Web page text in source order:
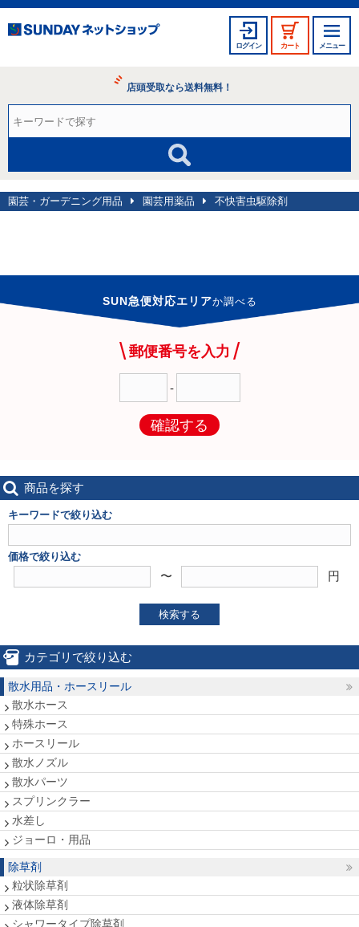
ログイン カート メニュー
店頭受取なら送料無料！
園芸・ガーデニング用品 園芸用薬品 不快害虫駆除剤
SUN急便対応エリアか調べる
郵便番号を入力
-
確認する
商品を探す
キーワードで絞り込む
価格で絞り込む
〜 円
検索する
カテゴリで絞り込む
散水用品・ホースリール
散水ホース
特殊ホース
ホースリール
散水ノズル
散水パーツ
スプリンクラー
水差し
ジョーロ・用品
除草剤
粒状除草剤
液体除草剤
シャワータイプ除草剤